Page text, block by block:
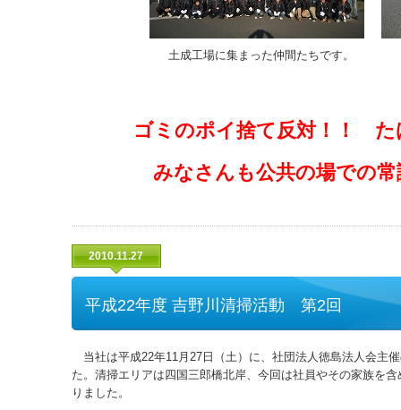
土成工場に集まった仲間たちです。
ゴミのポイ捨て反対！！ た
みなさんも公共の場での
2010.11.27
平成22年度 吉野川清掃活動 第2回
当社は平成22年11月27日（土）に、社団法人徳島法人会主
た。清掃エリアは四国三郎橋北岸、今回は社員やその家族を
りました。